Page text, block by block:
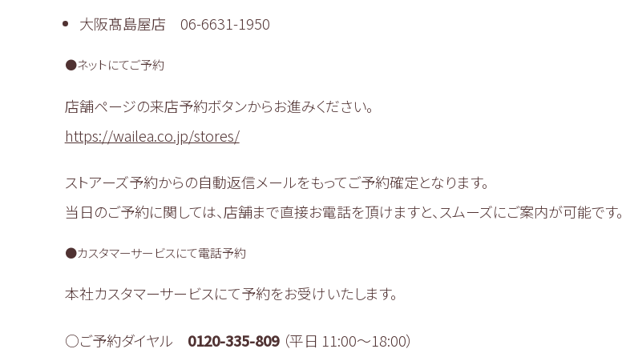
大阪髙島屋店 06-6631-1950
●ネットにてご予約
店舗ページの来店予約ボタンからお進みください。
https://wailea.co.jp/stores/
ストアーズ予約からの自動返信メールをもってご予約確定となります。
当日のご予約に関しては、店舗まで直接お電話を頂けますと、スムーズにご案内が可能です。
●カスタマーサービスにて電話予約
本社カスタマーサービスにて予約をお受けいたします。
○ご予約ダイヤル 0120-335-809（平日 11:00〜18:00）